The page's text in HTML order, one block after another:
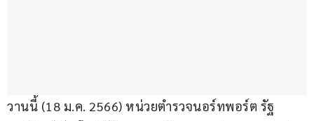
วานนี้ (18 ม.ค. 2566) หน่วยตำรวจนอร์ทพอร์ต รัฐ